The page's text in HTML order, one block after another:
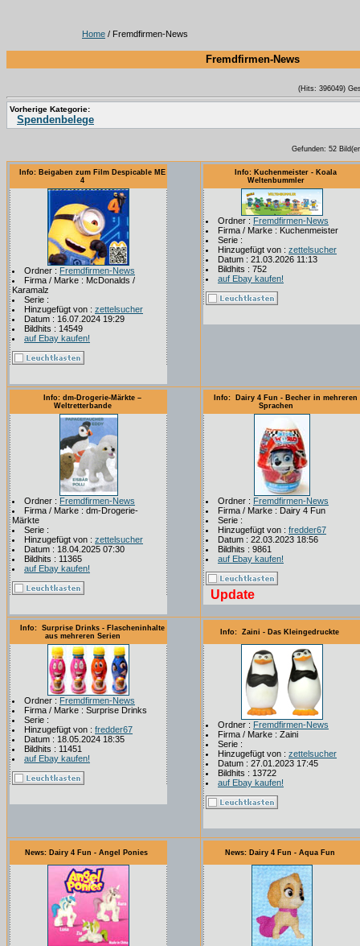
Home / Fremdfirmen-News
Fremdfirmen-News
(Hits: 396049)
Vorherige Kategorie:
Spendenbelege
Gefunden: 52
Info: Beigaben zum Film Despicable ME
4
Ordner : Fremdfirmen-News
Firma / Marke : McDonalds /
Karamalz
Serie :
Hinzugefügt von : zettelsucher
Datum : 16.07.2024 19:29
Bildhits : 14549
auf Ebay kaufen!
Info: Kuchenmeister - Koala
Weltenbummler
Ordner : Fremdfirmen-News
Firma / Marke : Kuchenmeister
Serie :
Hinzugefügt von : zettelsucher
Datum : 21.03.2026 11:13
Bildhits : 752
auf Ebay kaufen!
Info: dm-Drogerie-Märkte –
Weltretterbande
Ordner : Fremdfirmen-News
Firma / Marke : dm-Drogerie-
Märkte
Serie :
Hinzugefügt von : zettelsucher
Datum : 18.04.2025 07:30
Bildhits : 11365
auf Ebay kaufen!
Info: Dairy 4 Fun - Becher in mehreren
Sprachen
Ordner : Fremdfirmen-News
Firma / Marke : Dairy 4 Fun
Serie :
Hinzugefügt von : fredder67
Datum : 22.03.2023 18:56
Bildhits : 9861
auf Ebay kaufen!
Update
Info: Surprise Drinks - Flascheninhalte
aus mehreren Serien
Ordner : Fremdfirmen-News
Firma / Marke : Surprise Drinks
Serie :
Hinzugefügt von : fredder67
Datum : 18.05.2024 18:35
Bildhits : 11451
auf Ebay kaufen!
Info: Zaini - Das Kleingedruckte
Ordner : Fremdfirmen-News
Firma / Marke : Zaini
Serie :
Hinzugefügt von : zettelsucher
Datum : 27.01.2023 17:45
Bildhits : 13722
auf Ebay kaufen!
News: Dairy 4 Fun - Angel Ponies News: Dairy 4 Fun - Aqua Fun